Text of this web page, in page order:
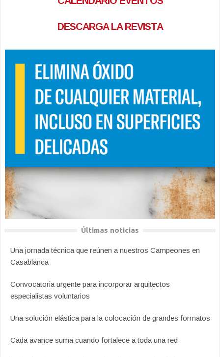
DESCARGA LA REVISTA
Últimas noticias
Una jornada técnica que reúnen a nuestros Campeones en
Casablanca
Convocatoria urgente para incorporar arquitectos
especialistas voluntarios
Una solución elástica para la colocación de grandes formatos
Cada avance suma cuando fortalece a toda una red